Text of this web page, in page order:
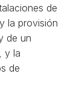
de
la provisión
de un
y la
de